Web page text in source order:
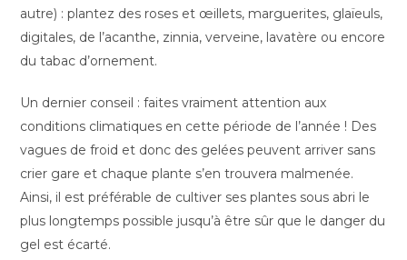
autre) : plantez des roses et œillets, marguerites, glaïeuls,
digitales, de l’acanthe, zinnia, verveine, lavatère ou encore
du tabac d’ornement.
Un dernier conseil : faites vraiment attention aux
conditions climatiques en cette période de l’année ! Des
vagues de froid et donc des gelées peuvent arriver sans
crier gare et chaque plante s’en trouvera malmenée.
Ainsi, il est préférable de cultiver ses plantes sous abri le
plus longtemps possible jusqu’à être sûr que le danger du
gel est écarté.